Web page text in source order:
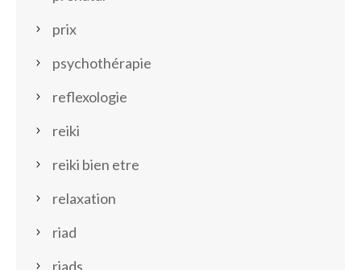
prix
psychothérapie
reflexologie
reiki
reiki bien etre
relaxation
riad
riads